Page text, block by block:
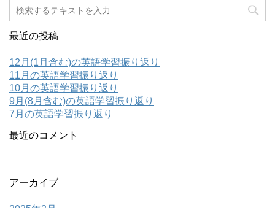
最近の投稿
12月(1月含む)の英語学習振り返り
11月の英語学習振り返り
10月の英語学習振り返り
9月(8月含む)の英語学習振り返り
7月の英語学習振り返り
最近のコメント
アーカイブ